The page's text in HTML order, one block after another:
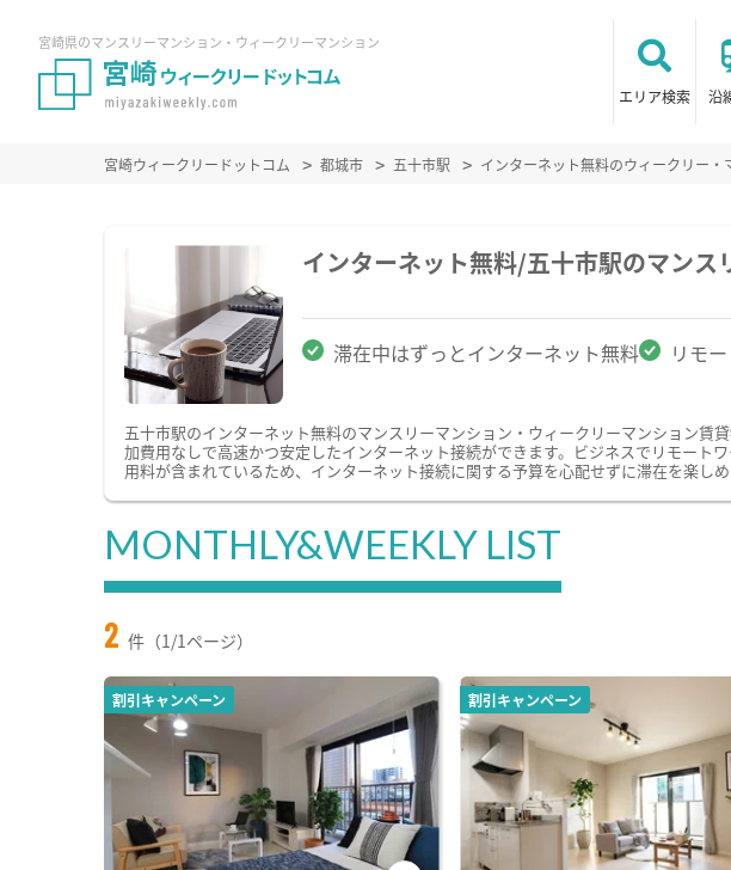
宮崎県のマンスリーマンション・ウィークリーマンション
エリア検索 沿
宮崎ウィークリードットコム 都城市 五十市駅 インターネット無料のウィークリー
インターネット無料/五十市駅のマン
滞在中はずっとインターネット無料 リモ
五十市駅のインターネット無料のマンスリーマンション・ウィークリーマンション
加費用なしで高速かつ安定したインターネット接続ができます。ビジネスでリモー
用料が含まれているため、インターネット接続に関する予算を心配せずに滞在を楽しめ
MONTHLY&WEEKLY LIST
2 件（1/1ページ）
割引キャンペーン 割引キャンペーン